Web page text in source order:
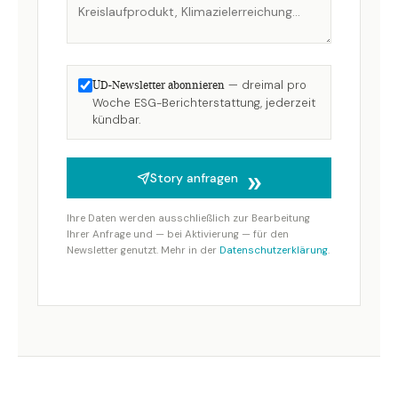
UD-Newsletter abonnieren — dreimal pro
Woche ESG-Berichterstattung, jederzeit
kündbar.
Story anfragen
Ihre Daten werden ausschließlich zur Bearbeitung
Ihrer Anfrage und — bei Aktivierung — für den
Newsletter genutzt. Mehr in der Datenschutzerklärung.